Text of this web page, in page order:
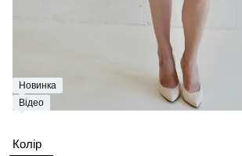
Новинка
Відео
Колір